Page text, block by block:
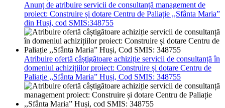
Anunț de atribuire servicii de consultanță management de
proiect: Construire și dotare Centru de Paliație ,,Sfânta Maria”
din Huși, cod SMIS:348755
Atribuire ofertă câștigătoare achiziție servicii de consultanță în
domeniul achizițiilor proiect: Construire și dotare Centru de
Paliație ,,Sfânta Maria” Huși, Cod SMIS: 348755